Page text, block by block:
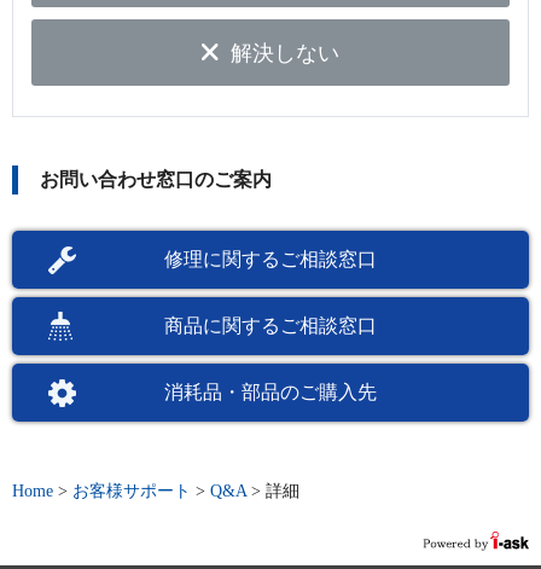
解決しない
お問い合わせ窓口のご案内
修理に関するご相談窓口
商品に関するご相談窓口
消耗品・部品のご購入先
Home > お客様サポート > Q&A > 詳細